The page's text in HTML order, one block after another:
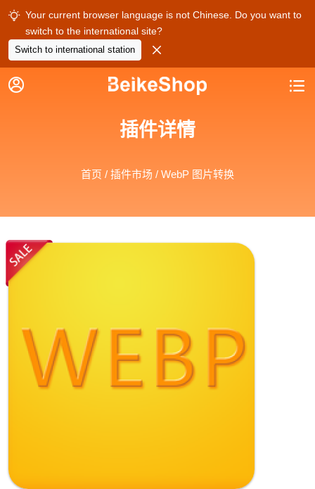
 Your current browser language is not Chinese. Do you want to
switch to the international site?
Switch to international station 
 
插件详情
首页 / 插件市场 / WebP 图片转换